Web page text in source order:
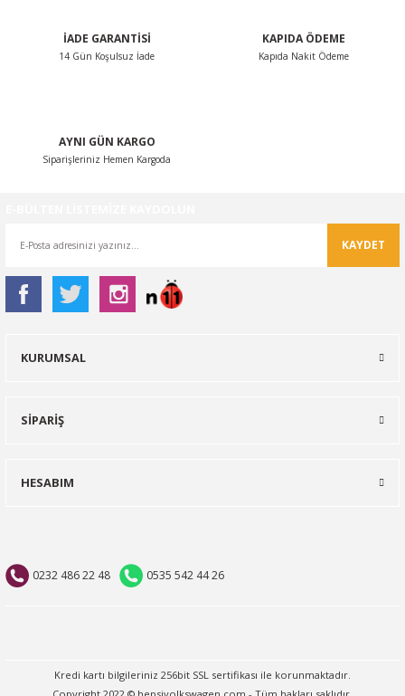
İADE GARANTİSİ
14 Gün Koşulsuz İade
KAPIDA ÖDEME
Kapıda Nakit Ödeme
AYNI GÜN KARGO
Siparişleriniz Hemen Kargoda
KAYDET
0232 486 22 48 0535 542 44 26
KURUMSAL
SİPARİŞ
HESABIM
Kredi kartı bilgileriniz 256bit SSL sertifikası ile korunmaktadır.